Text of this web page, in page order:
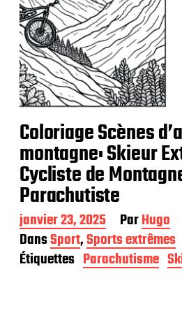
Coloriage Scènes
montagne: Skieur
Cycliste de
Parachutiste
D
a
t
e
janvier 23, 2025 ParHugo
DansSport,Sports extrêmes
Étiquettes Parachutisme